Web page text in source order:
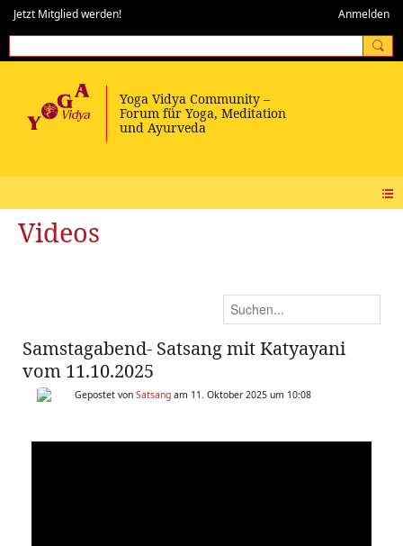
Jetzt Mitglied werden! Anmelden
Videos
Samstagabend- Satsang mit Katyayani
vom 11.10.2025
Gepostet von Satsang am 11. Oktober 2025 um 10:08